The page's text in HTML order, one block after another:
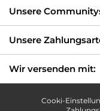
Unsere
Unsere
Wir versenden mit:
Cooki-